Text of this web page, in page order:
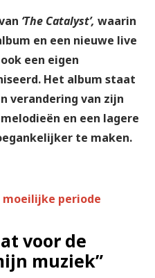
‘The Catalyst’, waarin
en een nieuwe live
een eigen
Het album staat
verandering van zijn
en een lagere
te maken.
periode
voor de
muziek”